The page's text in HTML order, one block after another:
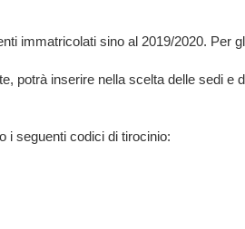
immatricolati sino al 2019/2020. Per
potrà inserire nella scelta delle sedi e
i seguenti codici di tirocinio: